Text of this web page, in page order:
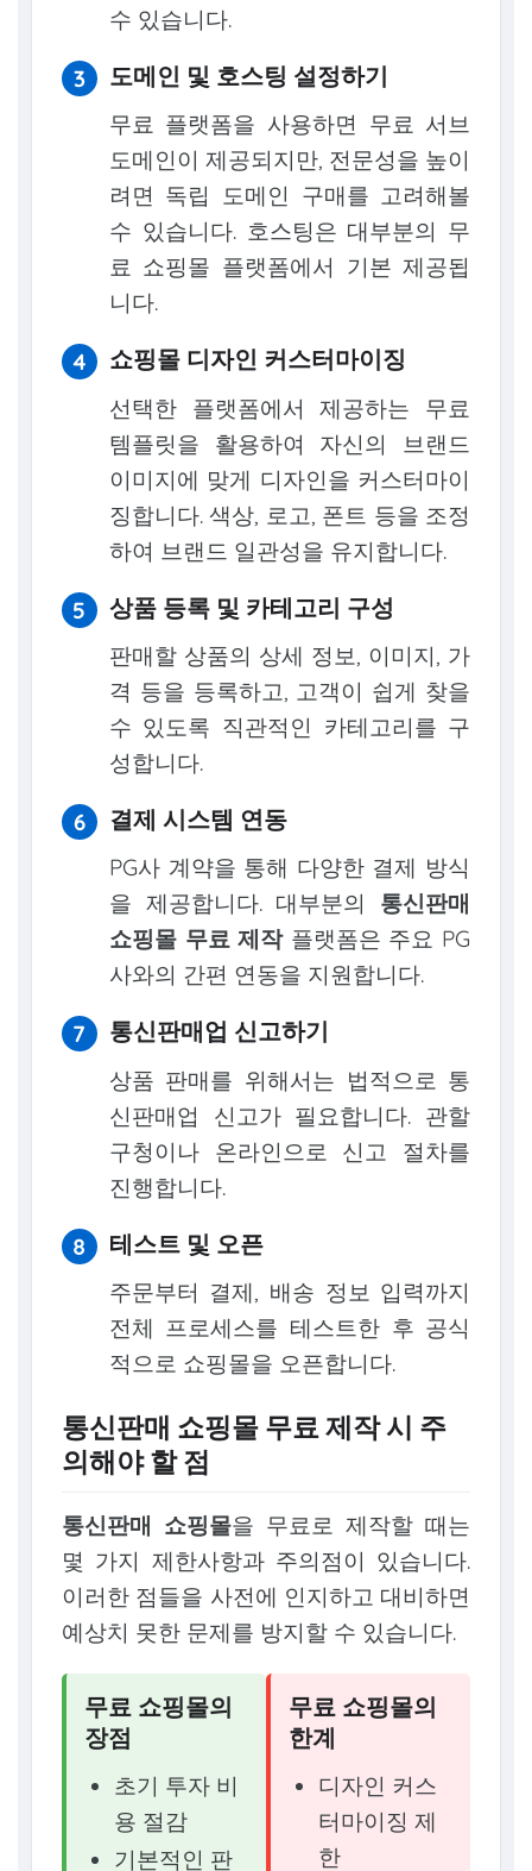
수 있습니다.
도메인 및 호스팅 설정하기
무료 플랫폼을 사용하면 무료 서브
도메인이 제공되지만, 전문성을 높이
려면 독립 도메인 구매를 고려해볼
수 있습니다. 호스팅은 대부분의 무
료 쇼핑몰 플랫폼에서 기본 제공됩
니다.
쇼핑몰 디자인 커스터마이징
선택한 플랫폼에서 제공하는 무료
템플릿을 활용하여 자신의 브랜드
이미지에 맞게 디자인을 커스터마이
징합니다. 색상, 로고, 폰트 등을 조정
하여 브랜드 일관성을 유지합니다.
상품 등록 및 카테고리 구성
판매할 상품의 상세 정보, 이미지, 가
격 등을 등록하고, 고객이 쉽게 찾을
수 있도록 직관적인 카테고리를 구
성합니다.
결제 시스템 연동
PG사 계약을 통해 다양한 결제 방식
을 제공합니다. 대부분의 통신판매
쇼핑몰 무료 제작플랫폼은 주요 PG
사와의 간편 연동을 지원합니다.
통신판매업 신고하기
상품 판매를 위해서는 법적으로 통
신판매업 신고가 필요합니다. 관할
구청이나 온라인으로 신고 절차를
진행합니다.
테스트 및 오픈
주문부터 결제, 배송 정보 입력까지
전체 프로세스를 테스트한 후 공식
적으로 쇼핑몰을 오픈합니다.
통신판매 쇼핑몰 무료 제작 시 주
의해야 할 점
통신판매 쇼핑몰을 무료로 제작할 때는
몇 가지 제한사항과 주의점이 있습니다.
이러한 점들을 사전에 인지하고 대비하면
예상치 못한 문제를 방지할 수 있습니다.
무료 쇼핑몰의
장점
초기 투자 비
용 절감
기본적인 판
무료 쇼핑몰의
한계
디자인 커스
터마이징 제
한